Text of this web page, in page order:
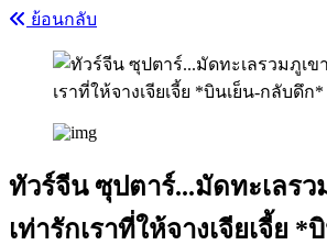
ย้อนกลับ
ทัวร์จีน ซุปตาร์...มัดทะเลรว
เท่ารักเราที่ให้จางเจียเจี้ย *